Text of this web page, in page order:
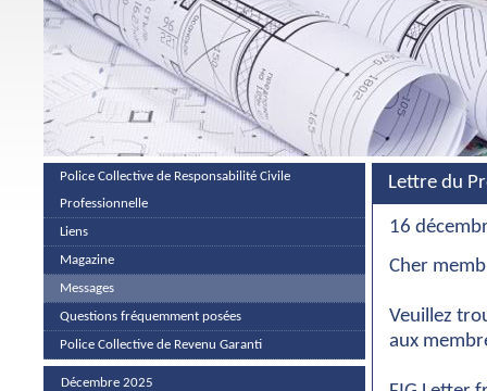
Police Collective de Responsabilité Civile
Professionnelle
Liens
Magazine
Messages
Questions fréquemment posées
Police Collective de Revenu Garanti
Décembre 2025
Lettre du
16
Cher
Veuillez
aux